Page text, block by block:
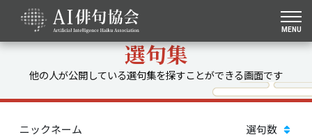
MENU
選句集
他の人が公開している選句集を探すことができる画面です
ニックネーム 選句数